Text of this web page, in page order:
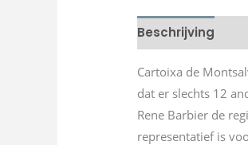
Beschrijving
Cartoixa de
dat er slechts 12
Rene Barbier de
representatief is